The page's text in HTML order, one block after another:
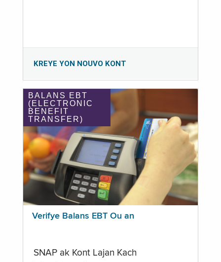
KREYE YON NOUVO KONT
BALANS EBT
(ELECTRONIC
BENEFIT
TRANSFER)
Verifye Balans EBT Ou an
SNAP ak Kont Lajan Kach